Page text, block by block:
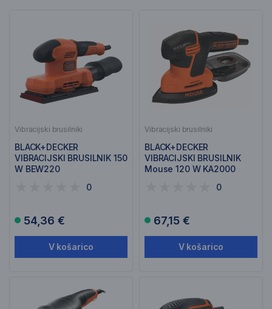
Vibracijski brusilniki
BLACK+DECKER
VIBRACIJSKI BRUSILNIK 150
W BEW220
0
54,36 €
V košarico
Vibracijski brusilniki
BLACK+DECKER
VIBRACIJSKI BRUSILNIK
Mouse 120 W KA2000
0
67,15 €
V košarico